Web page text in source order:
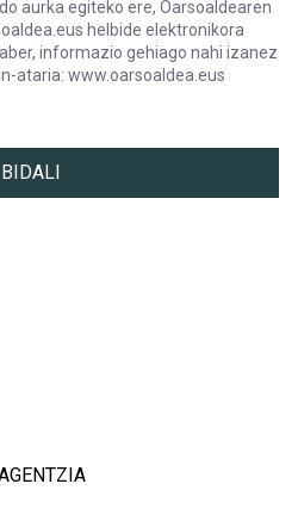
aurka egiteko ere, Oarsoaldearen
helbide elektronikora
informazio gehiago nahi izanez
ataria: www.oarsoaldea.eus
BIDALI